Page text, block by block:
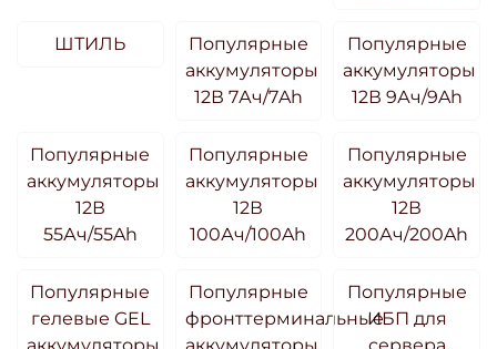
ШТИЛЬ
Популярные
аккумуляторы
12В 7Ач/7Ah
Популярные
аккумуляторы
12В 9Ач/9Ah
Популярные
аккумуляторы
12В
55Ач/55Ah
Популярные
аккумуляторы
12В
100Ач/100Ah
Популярные
аккумуляторы
12В
200Ач/200Ah
Популярные
гелевые GEL
Популярные
фронттерминальные
Популярные
ИБП для